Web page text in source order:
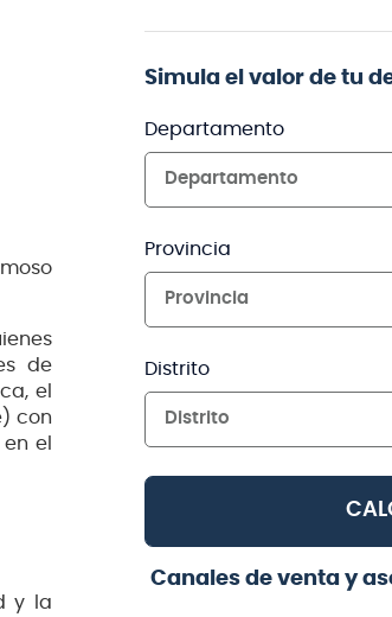
de
el
con
el
y la
Simula el valor de tu
Departamento
Departamento
Provincia
Provincia
Distrito
Distrito
Canales de venta y